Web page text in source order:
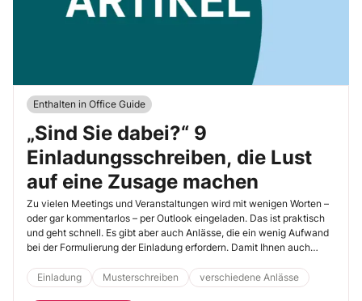
Enthalten in Office Guide
„Sind Sie dabei?“ 9
Einladungsschreiben, die Lust
auf eine Zusage machen
Zu vielen Meetings und Veranstaltungen wird mit wenigen Worten –
oder gar kommentarlos – per Outlook eingeladen. Das ist praktisch
und geht schnell. Es gibt aber auch Anlässe, die ein wenig Aufwand
bei der Formulierung der Einladung erfordern. Damit Ihnen auch
Musterschreiben vorbereitet.
Einladung Musterschreiben verschiedene Anlässe